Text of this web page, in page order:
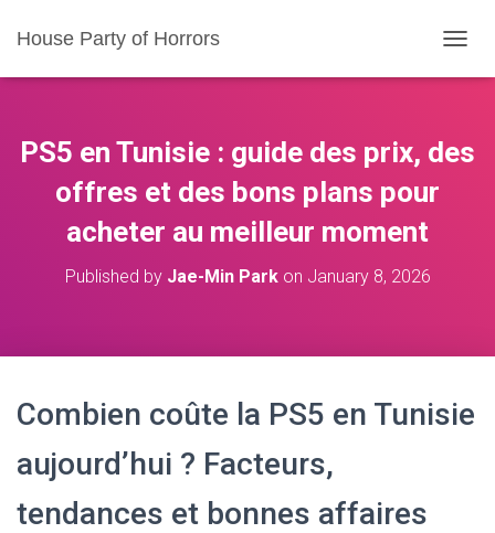
House Party of Horrors
O
E
PS5 en Tunisie : guide des prix, des
offres et des bons plans pour
acheter au meilleur moment
Published by Jae-Min Parkon January 8, 2026
Combien coûte la PS5 en Tunisie
aujourd’hui ? Facteurs,
tendances et bonnes affaires